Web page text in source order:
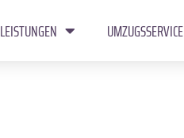
LEISTUNGEN UMZUGSSERVICE